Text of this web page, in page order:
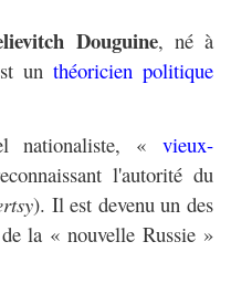
Douguine, né à
unthéoricien politique
nationaliste, « vieux-
l'autorité du
). Il est devenu un des
la « nouvelle Russie »